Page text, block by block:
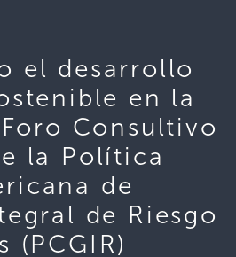
el desarrollo
en la
Consultivo
la Política
de
de Riesgo
(PCGIR)